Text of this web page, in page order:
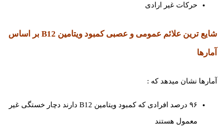
حرکات غیر ارادی
شایع ترین علائم عمومی و عصبی کمبود ویتامین B12 بر اساس
آمارها
آمارها نشان میدهد که :
۹۶ درصد افرادی که کمبود ویتامین B12 دارند دچار خستگی غیر
معمول هستند